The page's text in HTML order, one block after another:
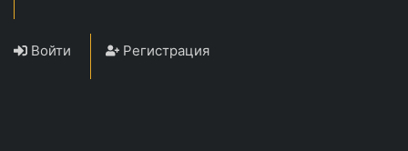
Войти Регистрация